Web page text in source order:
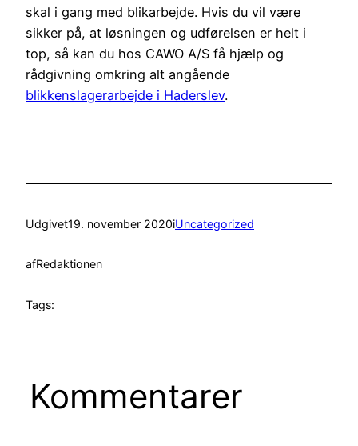
skal i gang med blikarbejde. Hvis du vil være
sikker på, at løsningen og udførelsen er helt i
top, så kan du hos CAWO A/S få hjælp og
rådgivning omkring alt angående
blikkenslagerarbejde i Haderslev.
Udgivet19. november 2020iUncategorized
afRedaktionen
Tags:
Kommentarer